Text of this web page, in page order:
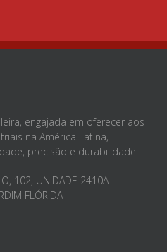
engajada em oferecer aos
na América Latina,
precisão e durabilidade.
102, UNIDADE 2410A
FLÓRIDA